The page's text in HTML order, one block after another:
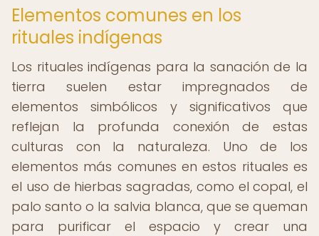
Elementos comunes en los
rituales indígenas
Los rituales indígenas para la sanación de la
tierra suelen estar impregnados de
elementos simbólicos y significativos que
reflejan la profunda conexión de estas
culturas con la naturaleza. Uno de los
elementos más comunes en estos rituales es
el uso de hierbas sagradas, como el copal, el
palo santo o la salvia blanca, que se queman
para purificar el espacio y crear una